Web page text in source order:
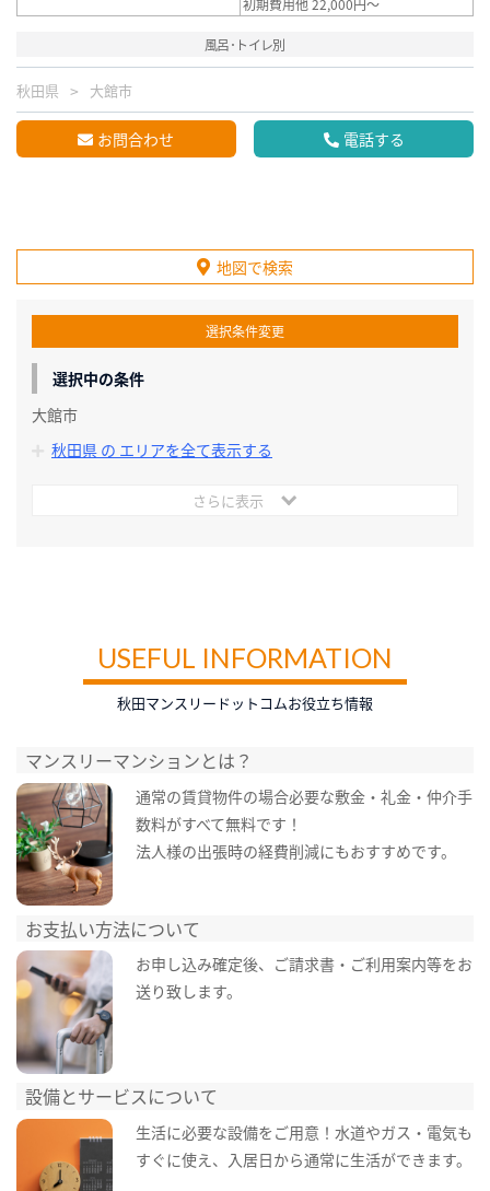
風呂･トイレ別
秋田県 大館市
お問合わせ 電話する
地図で検索
選択条件変更
選択中の条件
大館市
秋田県 の エリアを全て表示する
さらに表示
USEFUL INFORMATION
秋田マンスリードットコムお役立ち情報
マンスリーマンションとは？
通常の賃貸物件の場合必要な敷金・礼金・仲介手
数料がすべて無料です！
法人様の出張時の経費削減にもおすすめです。
お支払い方法について
お申し込み確定後、ご請求書・ご利用案内等をお
送り致します。
設備とサービスについて
生活に必要な設備をご用意！水道やガス・電気も
すぐに使え、入居日から通常に生活ができます。